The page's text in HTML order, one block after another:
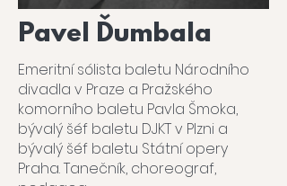
Pavel Ďumbala
Emeritní sólista baletu Národního
divadla v Praze a Pražského
komorního baletu Pavla Šmoka,
bývalý šéf baletu DJKT v Plzni a
bývalý šéf baletu Státní opery
Praha. Tanečník, choreograf,